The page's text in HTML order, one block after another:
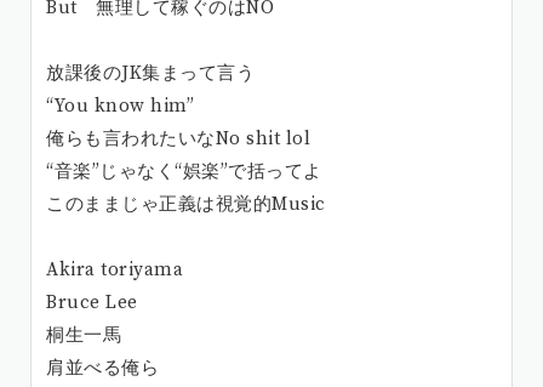
But 無理して稼ぐのはNO
放課後のJK集まって言う
“You know him”
俺らも言われたいなNo shit lol
“音楽”じゃなく“娯楽”で括ってよ
このままじゃ正義は視覚的Music
Akira toriyama
Bruce Lee
桐生一馬
肩並べる俺ら